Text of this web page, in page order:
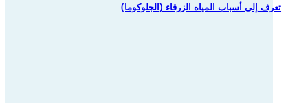
تعرف إلى أسباب المياه الزرقاء (الجلوكوما)